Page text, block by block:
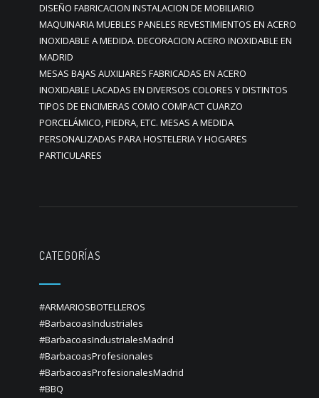
DISEÑO FABRICACION INSTALACION DE MOBILIARIO
MAQUINARIA MUEBLES PANELES REVESTIMIENTOS EN ACERO
INOXIDABLE A MEDIDA. DECORACION ACERO INOXIDABLE EN
MADRID
MESAS BAJAS AUXILIARES FABRICADAS EN ACERO
INOXIDABLE LACADAS EN DIVERSOS COLORES Y DISTINTOS
TIPOS DE ENCIMERAS COMO COMPACT CUARZO
PORCELÁMICO, PIEDRA, ETC. MESAS A MEDIDA
PERSONALIZADAS PARA HOSTELERIA Y HOGARES
PARTICULARES
CATEGORÍAS
#ARMARIOSBOTELLEROS
#BarbacoasIndustriales
#BarbacoasIndustrialesMadrid
#BarbacoasProfesionales
#BarbacoasProfesionalesMadrid
#BBQ